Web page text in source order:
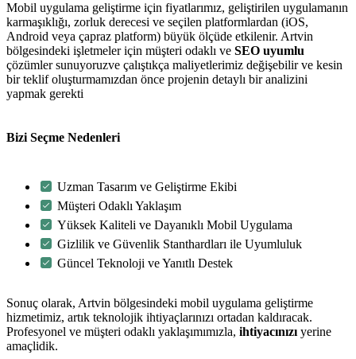
Mobil uygulama geliştirme için fiyatlarımız, geliştirilen uygulamanın
karmaşıklığı, zorluk derecesi ve seçilen platformlardan (iOS,
Android veya çapraz platform) büyük ölçüde etkilenir. Artvin
bölgesindeki işletmeler için müşteri odaklı ve SEO uyumlu
çözümler sunuyoruzve çalıştıkça maliyetlerimiz değişebilir ve kesin
bir teklif oluşturmamızdan önce projenin detaylı bir analizini
yapmak gerekti
Bizi Seçme Nedenleri
Uzman Tasarım ve Geliştirme Ekibi
Müşteri Odaklı Yaklaşım
Yüksek Kaliteli ve Dayanıklı Mobil Uygulama
Gizlilik ve Güvenlik Stanthardları ile Uyumluluk
Güncel Teknoloji ve Yanıtlı Destek
Sonuç olarak, Artvin bölgesindeki mobil uygulama geliştirme
hizmetimiz, artık teknolojik ihtiyaçlarınızı ortadan kaldıracak.
Profesyonel ve müşteri odaklı yaklaşımımızla, ihtiyacınızı yerine
amaçlidik.